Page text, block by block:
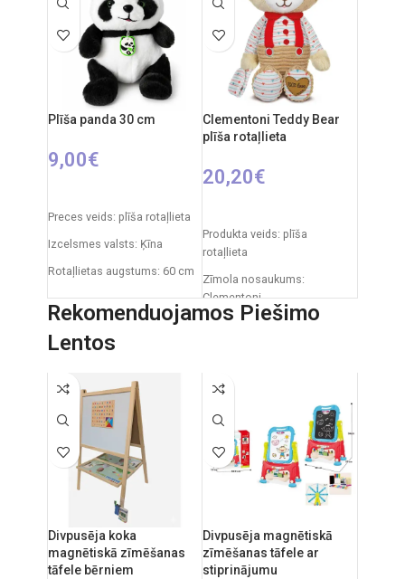
projektors, zvana signāli,
baltais troksnis
Materiāli:plīšs, plastmasa
Uzturēšana:
plīšs ir
mazgājams, noņemot
iekšējo moduli.
Clementoni
Plīša panda 30 cm
9,00€
Preces veids: plīša rotaļlieta
Izcelsmes valsts: Ķīna
Rotaļlietas augstums: 60 cm
Clementoni Teddy Bear
plīša rotaļlieta
20,20€
Produkta veids: plīša
rotaļlieta
Zīmola nosaukums:
Clementoni
Izcelsmes valsts: Itālija
Ieteicamais vecums: no 0
mēnešiem.
Rekomenduojamos Piešimo
Lentos
Divpusēja koka
magnētiskā zīmēšanas
tāfele bērniem
Divpusēja magnētiskā
zīmēšanas tāfele ar
stiprinājumu